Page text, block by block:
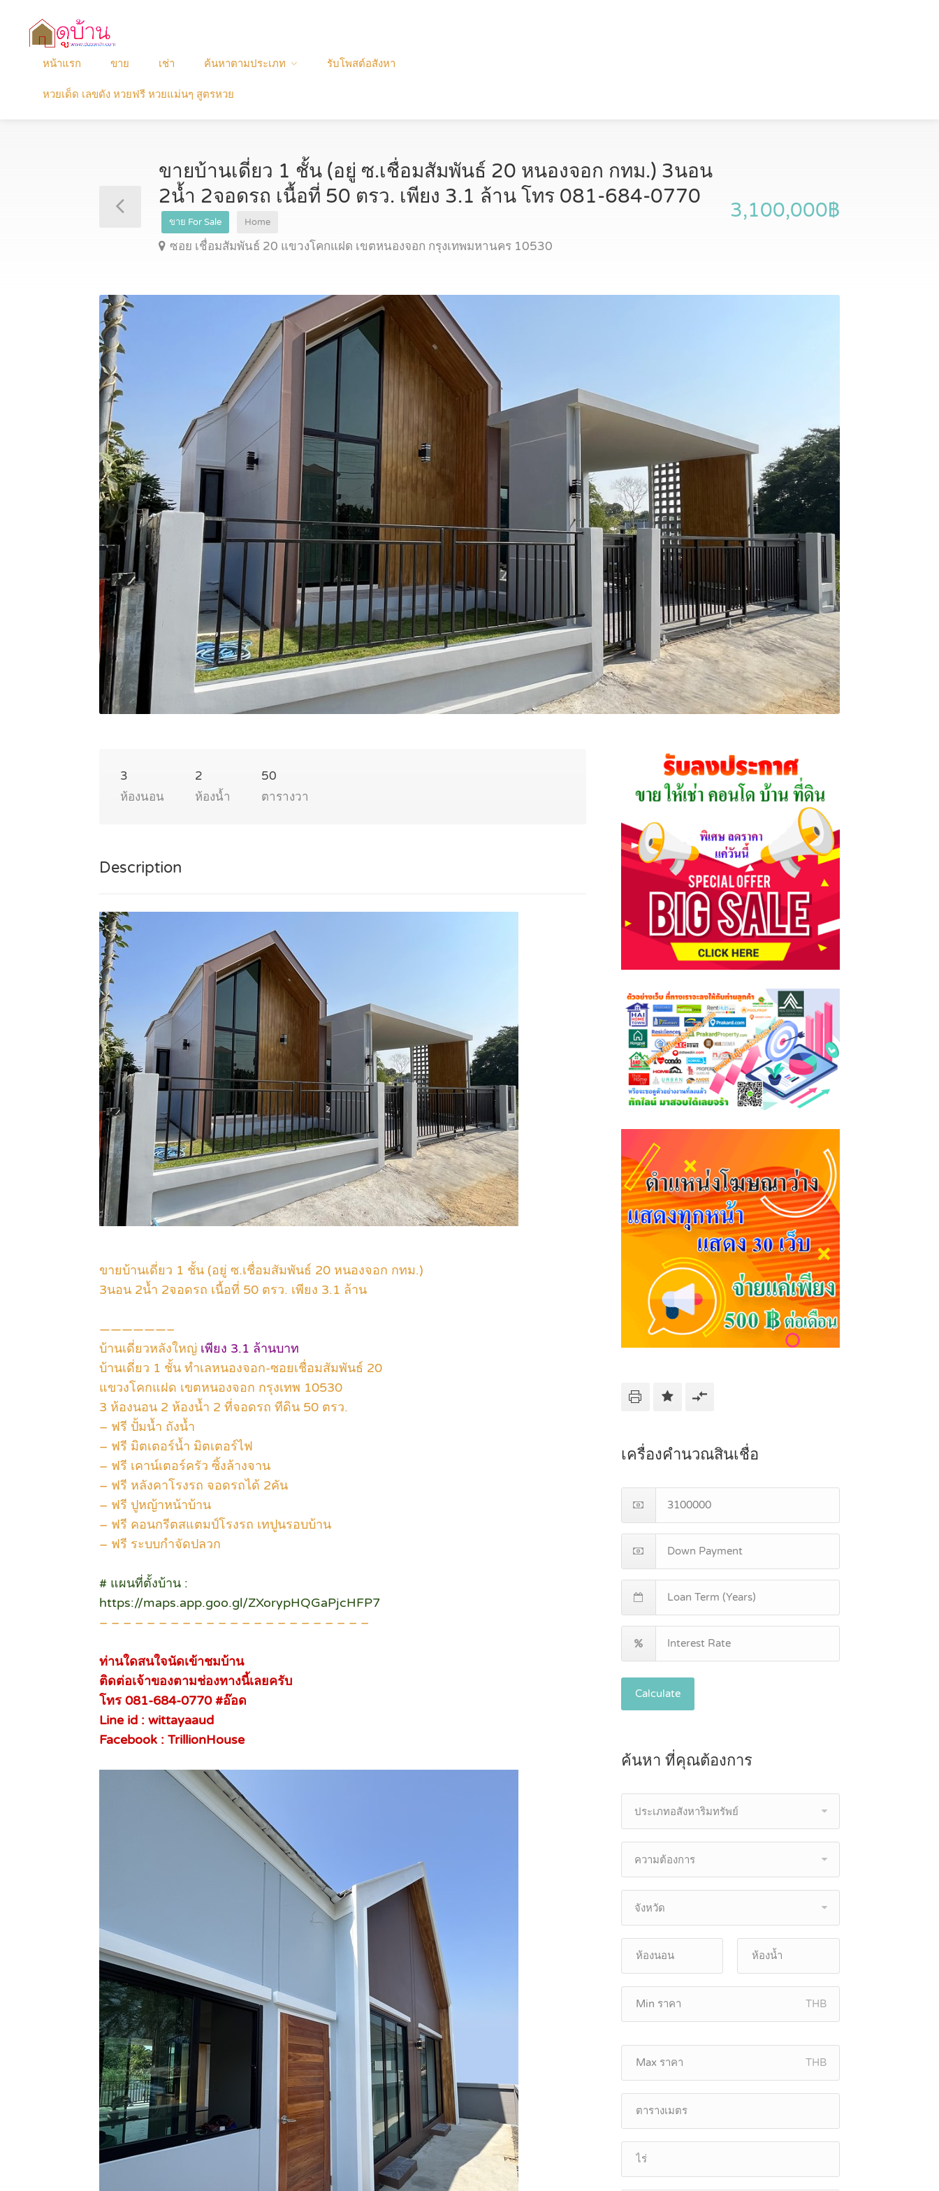
หน้าแรก ขาย เช่า ค้นหาตามประเภท รับโพสต์อสังหา
หวยเด็ด เลขดัง หวยฟรี หวยแม่นๆ สูตรหวย
ขายบ้านเดี่ยว 1 ชั้น (อยู่ ซ.เชื่อมสัมพันธ์ 20 หนองจอก กทม.) 3นอน
2น้ำ 2จอดรถ เนื้อที่ 50 ตรว. เพียง 3.1 ล้าน โทร 081-684-0770
ขาย For Sale Home
ซอย เชื่อมสัมพันธ์ 20 แขวงโคกแฝด เขตหนองจอก กรุงเทพมหานคร 10530
3,100,000฿
3
ห้องนอน
2
ห้องน้ำ
50
ตารางวา
Description
ขายบ้านเดี่ยว 1 ชั้น (อยู่ ซ.เชื่อมสัมพันธ์ 20 หนองจอก กทม.)
3นอน 2น้ำ 2จอดรถ เนื้อที่ 50 ตรว. เพียง 3.1 ล้าน
——————–
บ้านเดี่ยวหลังใหญ่ เพียง 3.1 ล้านบาท
บ้านเดี่ยว 1 ชั้น ทำเลหนองจอก-ซอยเชื่อมสัมพันธ์ 20
แขวงโคกแฝด เขตหนองจอก กรุงเทพ 10530
3 ห้องนอน 2 ห้องน้ำ 2 ที่จอดรถ ทีดิน 50 ตรว.
– ฟรี ปั้มน้ำ ถังน้ำ
– ฟรี มิตเตอร์น้ำ มิตเตอร์ไฟ
– ฟรี เคาน์เตอร์ครัว ซิ้งล้างจาน
– ฟรี หลังคาโรงรถ จอดรถได้ 2คัน
– ฟรี ปูหญ้าหน้าบ้าน
– ฟรี คอนกรีตสแตมป์โรงรถ เทปูนรอบบ้าน
– ฟรี ระบบกำจัดปลวก
# แผนที่ตั้งบ้าน :
https://maps.app.goo.gl/ZXorypHQGaPjcHFP7
– – – – – – – – – – – – – – – – – – – – – – –
ท่านใดสนใจนัดเข้าชมบ้าน
ติดต่อเจ้าของตามช่องทางนี้เลยครับ
โทร 081-684-0770 #อ๊อด
Line id : wittayaaud
Facebook : TrillionHouse
เครื่องคำนวณสินเชื่อ
Calculate
ค้นหา ที่คุณต้องการ
ประเภทอสังหาริมทรัพย์
ความต้องการ
จังหวัด
THB
THB